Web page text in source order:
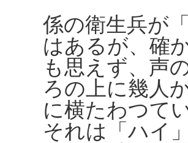
係の衛生兵が
はあるが、確
も思えず、声
ろの上に幾人
に横たわつて
それは「ハイ